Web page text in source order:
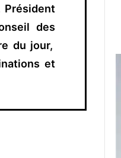
Président
des
du jour,
et